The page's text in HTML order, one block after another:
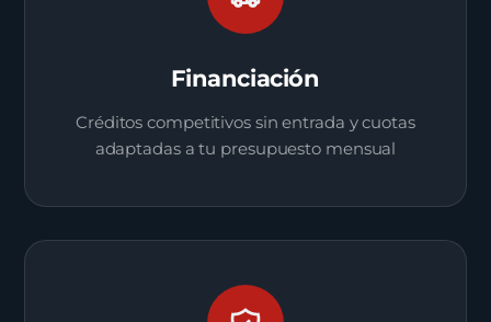
Financiación
Créditos competitivos sin entrada y cuotas
adaptadas a tu presupuesto mensual